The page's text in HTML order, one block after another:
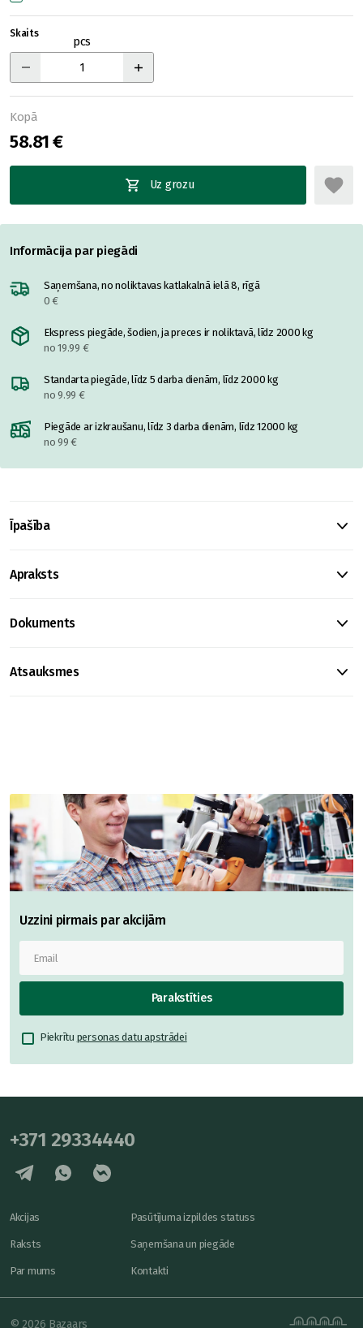
Skaits
pcs
Kopā
58.81 €
Uz grozu
Informācija par piegādi
Saņemšana, no noliktavas katlakalnā ielā 8, rīgā
0 €
Ekspress piegāde, šodien, ja preces ir noliktavā, līdz 2000 kg
no 19.99 €
Standarta piegāde, līdz 5 darba dienām, līdz 2000 kg
no 9.99 €
Piegāde ar izkraušanu, līdz 3 darba dienām, līdz 12000 kg
no 99 €
Īpašība
Apraksts
Dokuments
Atsauksmes
Uzzini pirmais par akcijām
Parakstīties
Piekrītu personas datu apstrādei
+371 29334440
Akcijas
Raksts
Par mums
Pasūtījuma izpildes statuss
Saņemšana un piegāde
Kontakti
© 2026 Bazaars